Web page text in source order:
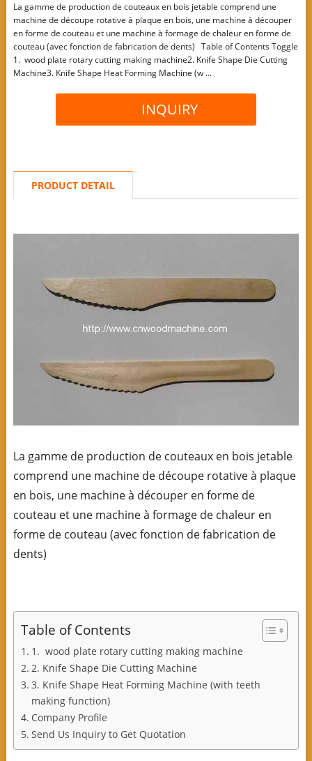
La gamme de production de couteaux en bois jetable comprend une
machine de découpe rotative à plaque en bois, une machine à découper
en forme de couteau et une machine à formage de chaleur en forme de
couteau (avec fonction de fabrication de dents) Table of Contents Toggle
1. wood plate rotary cutting making machine2. Knife Shape Die Cutting
Machine3. Knife Shape Heat Forming Machine (w ...
INQUIRY
PRODUCT DETAIL
La gamme de production de couteaux en bois jetable
comprend une machine de découpe rotative à plaque
en bois, une machine à découper en forme de
couteau et une machine à formage de chaleur en
forme de couteau (avec fonction de fabrication de
dents)
Table of Contents
1. wood plate rotary cutting making machine
2. Knife Shape Die Cutting Machine
3. Knife Shape Heat Forming Machine (with teeth
making function)
Company Profile
Send Us Inquiry to Get Quotation